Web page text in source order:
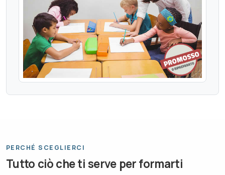
PERCHÉ SCEGLIERCI
Tutto ciò che ti serve per formarti